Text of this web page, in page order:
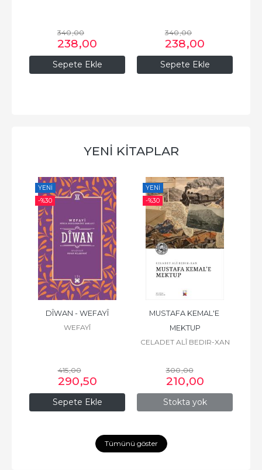
Sepete Ekle
340,00
238,00
Sepete Ekle
340,00
238,00
YENİ KİTAPLAR
YENI
-%30
Sepete Ekle
DÎWAN - WEFAYÎ
WEFAYÎ
415,00
290,50
YENI
-%30
Stokta yok
MUSTAFA KEMAL'E
MEKTUP
CELADET ALÎ BEDIR-XAN
300,00
210,00
Tümünü göster